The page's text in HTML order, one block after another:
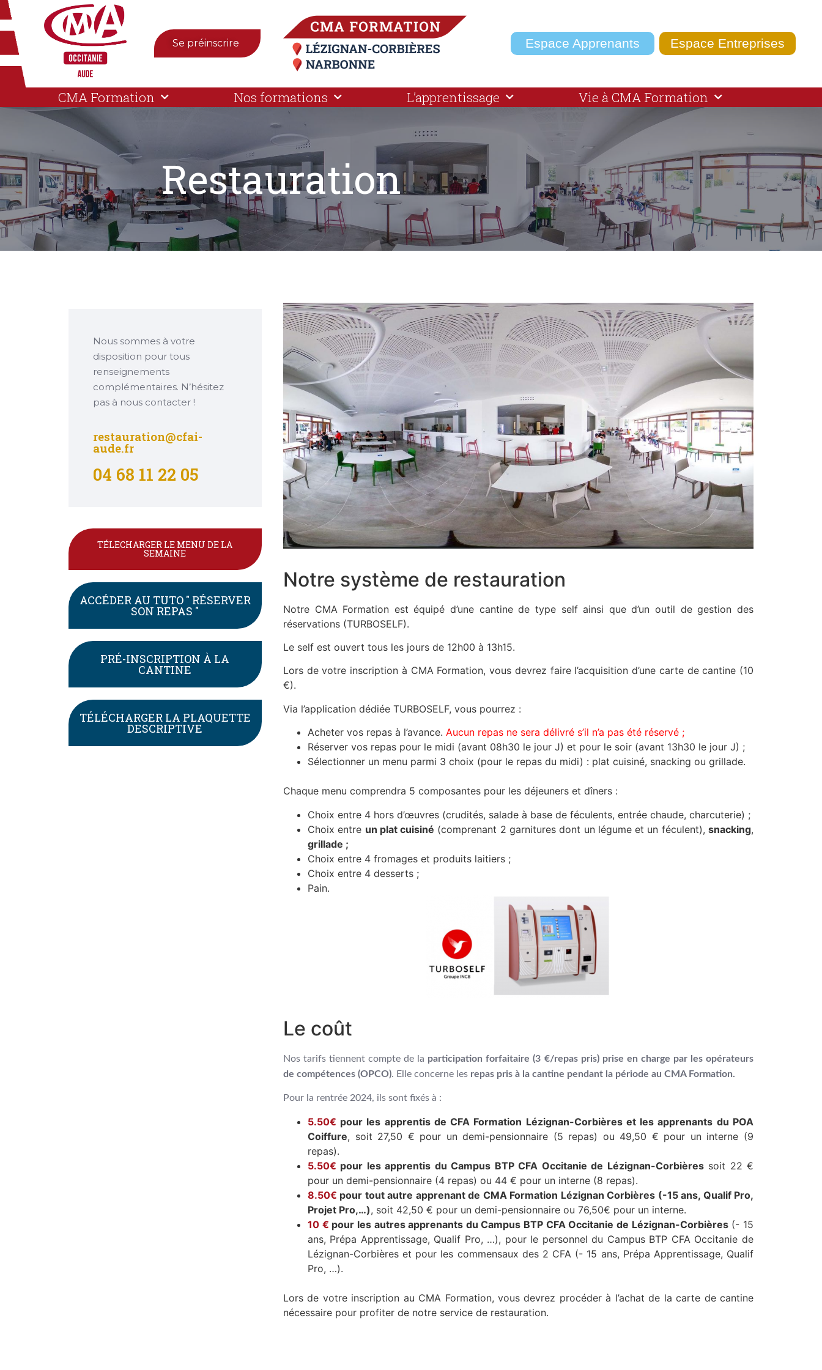
Se préinscrire Espace Apprenants Espace Entreprises
CMA Formation Nos formations L’apprentissage Vie à CMA Formation
Restauration
Nous sommes à votre
disposition pour tous
renseignements
complémentaires. N’hésitez
pas à nous contacter !
restauration@cfai-
aude.fr
04 68 11 22 05
TÉLECHARGER LE MENU DE LA
SEMAINE
ACCÉDER AU TUTO " RÉSERVER
SON REPAS "
PRÉ-INSCRIPTION À LA
CANTINE
TÉLÉCHARGER LA PLAQUETTE
DESCRIPTIVE
Notre système de restauration
Notre CMA Formation est équipé d’une cantine de type self ainsi que d’un outil de gestion des
réservations (TURBOSELF).
Le self est ouvert tous les jours de 12h00 à 13h15.
Lors de votre inscription à CMA Formation, vous devrez faire l’acquisition d’une carte de cantine (10
€).
Via l’application dédiée TURBOSELF, vous pourrez :
Acheter vos repas à l’avance. Aucun repas ne sera délivré s’il n’a pas été réservé ;
Réserver vos repas pour le midi (avant 08h30 le jour J) et pour le soir (avant 13h30 le jour J) ;
Sélectionner un menu parmi 3 choix (pour le repas du midi) : plat cuisiné, snacking ou grillade.
Chaque menu comprendra 5 composantes pour les déjeuners et dîners :
Choix entre 4 hors d’œuvres (crudités, salade à base de féculents, entrée chaude, charcuterie) ;
Choix entre un plat cuisiné (comprenant 2 garnitures dont un légume et un féculent), snacking,
grillade ;
Choix entre 4 fromages et produits laitiers ;
Choix entre 4 desserts ;
Pain.
Le coût
Nos tarifs tiennent compte de la participation forfaitaire (3 €/repas pris) prise en charge par les opérateurs
de compétences (OPCO). Elle concerne les repas pris à la cantine pendant la période au CMA Formation.
Pour la rentrée 2024, ils sont fixés à :
5.50€ pour les apprentis de CFA Formation Lézignan-Corbières et les apprenants du POA
Coiffure, soit 27,50 € pour un demi-pensionnaire (5 repas) ou 49,50 € pour un interne (9
repas).
5.50€ pour les apprentis du Campus BTP CFA Occitanie de Lézignan-Corbièressoit 22 €
pour un demi-pensionnaire (4 repas) ou 44 € pour un interne (8 repas).
8.50€ pour tout autre apprenant de CMA Formation Lézignan Corbières (-15 ans, Qualif Pro,
Projet Pro,…), soit 42,50 € pour un demi-pensionnaire ou 76,50€ pour un interne.
10 € pour les autres apprenants du Campus BTP CFA Occitanie de Lézignan-Corbières(- 15
ans, Prépa Apprentissage, Qualif Pro, …), pour le personnel du Campus BTP CFA Occitanie de
Lézignan-Corbières et pour les commensaux des 2 CFA (- 15 ans, Prépa Apprentissage, Qualif
Pro, …).
Lors de votre inscription au CMA Formation, vous devrez procéder à l’achat de la carte de cantine
nécessaire pour profiter de notre service de restauration.